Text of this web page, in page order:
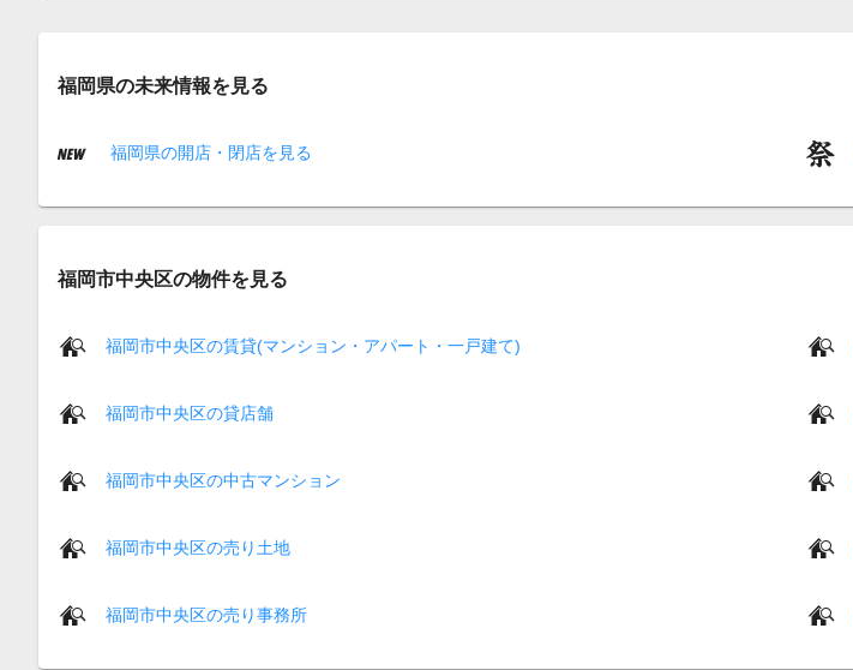
福岡県の未来情報を見る
福岡県の開店・閉店を見る
福岡市中央区の物件を見る
福岡市中央区の賃貸(マンション・アパート・一戸建て)
福岡市中央区の貸店舗
福岡市中央区の中古マンション
福岡市中央区の売り土地
福岡市中央区の売り事務所